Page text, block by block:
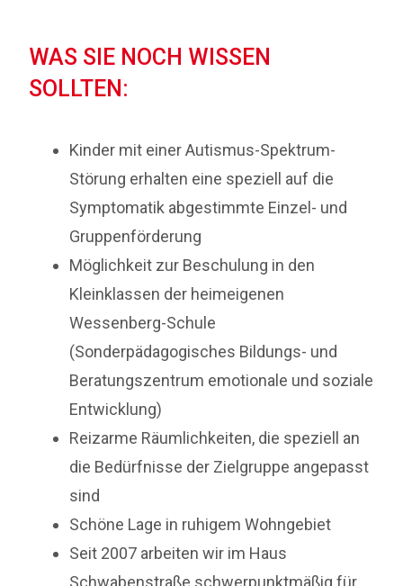
WAS SIE NOCH WISSEN
SOLLTEN:
Kinder mit einer Autismus-Spektrum-
Störung erhalten eine speziell auf die
Symptomatik abgestimmte Einzel- und
Gruppenförderung
Möglichkeit zur Beschulung in den
Kleinklassen der heimeigenen
Wessenberg-Schule
(Sonderpädagogisches Bildungs- und
Beratungszentrum emotionale und soziale
Entwicklung)
Reizarme Räumlichkeiten, die speziell an
die Bedürfnisse der Zielgruppe angepasst
sind
Schöne Lage in ruhigem Wohngebiet
Seit 2007 arbeiten wir im Haus
Schwabenstraße schwerpunktmäßig für